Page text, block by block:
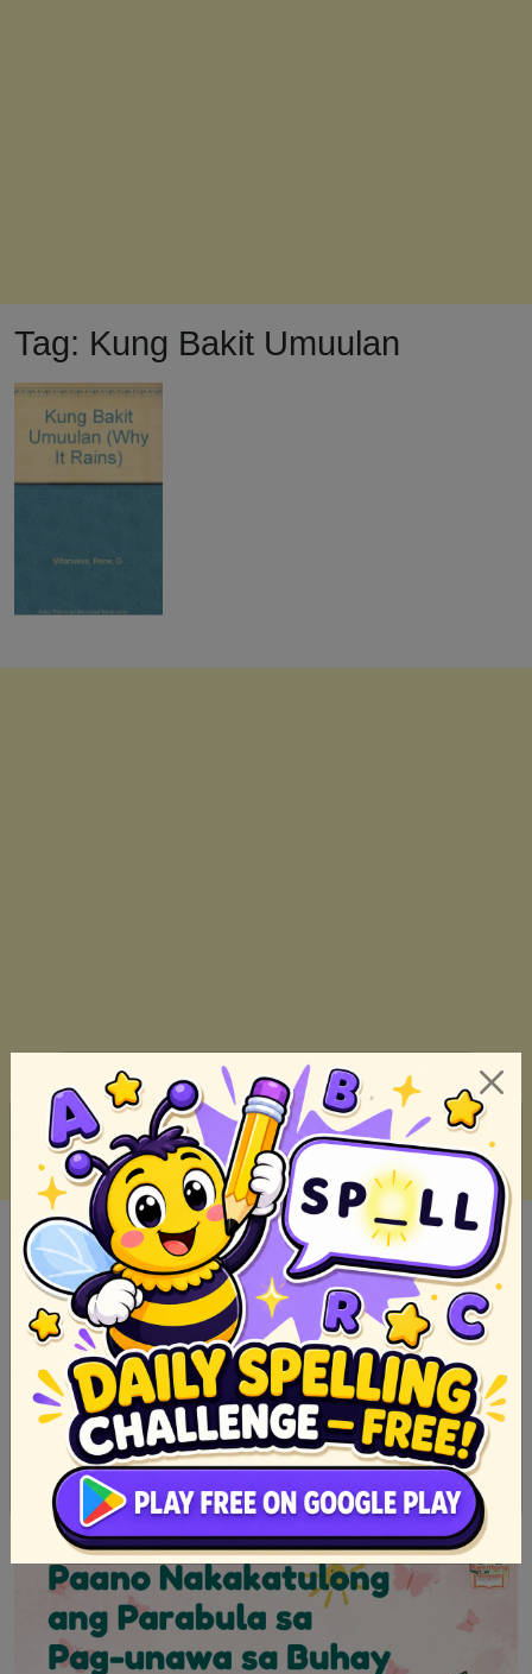
Tag: Kung Bakit Umuulan
Top 10 Alamat Tungkol Sa Mga Halaman